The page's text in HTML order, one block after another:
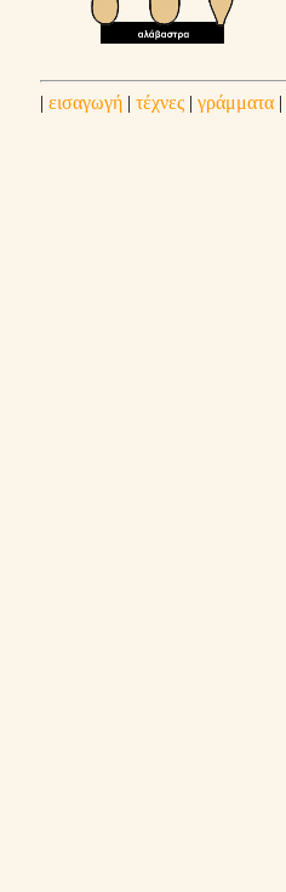
| εισαγωγή| τέχνες| γράμματα|